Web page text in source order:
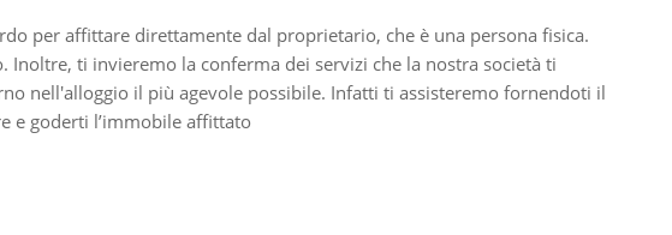
per affittare direttamente dal proprietario, che è una persona fisica.
Inoltre, ti invieremo la conferma dei servizi che la nostra società ti
nell'alloggio il più agevole possibile. Infatti ti assisteremo fornendoti il
e goderti l’immobile affittato